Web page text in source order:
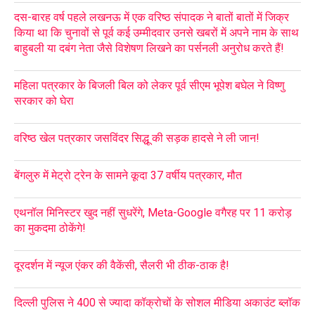
दस-बारह वर्ष पहले लखनऊ में एक वरिष्ठ संपादक ने बातों बातों में जिक्र
किया था कि चुनावों से पूर्व कई उम्मीदवार उनसे खबरों में अपने नाम के साथ
बाहुबली या दबंग नेता जैसे विशेषण लिखने का पर्सनली अनुरोध करते हैं!
महिला पत्रकार के बिजली बिल को लेकर पूर्व सीएम भूपेश बघेल ने विष्णु
सरकार को घेरा
वरिष्ठ खेल पत्रकार जसविंदर सिद्धू की सड़क हादसे ने ली जान!
बेंगलुरु में मेट्रो ट्रेन के सामने कूदा 37 वर्षीय पत्रकार, मौत
एथनॉल मिनिस्टर खुद नहीं सुधरेंगे, Meta-Google वगैरह पर 11 करोड़
का मुकदमा ठोकेंगे!
दूरदर्शन में न्यूज एंकर की वैकेंसी, सैलरी भी ठीक-ठाक है!
दिल्ली पुलिस ने 400 से ज्यादा कॉक्रोचों के सोशल मीडिया अकाउंट ब्लॉक